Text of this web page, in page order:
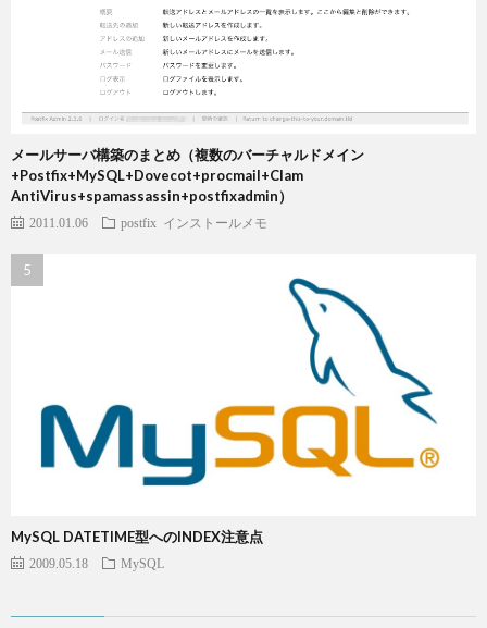
メールサーバ構築のまとめ（複数のバーチャルドメイン
+Postfix+MySQL+Dovecot+procmail+Clam
AntiVirus+spamassassin+postfixadmin）
2011.01.06 postfix インストールメモ
MySQL DATETIME型へのINDEX注意点
2009.05.18 MySQL